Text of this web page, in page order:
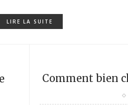
LIRE LA SUITE
Comment bien